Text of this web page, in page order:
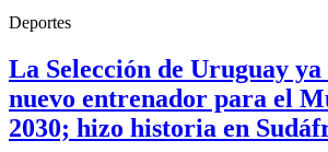
Deportes
La Selección de Uruguay ya
nuevo entrenador para el
2030; hizo historia en